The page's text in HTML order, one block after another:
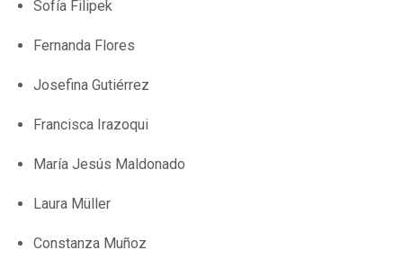
Sofía Filipek
Fernanda Flores
Josefina Gutiérrez
Francisca Irazoqui
María Jesús Maldonado
Laura Müller
Constanza Muñoz